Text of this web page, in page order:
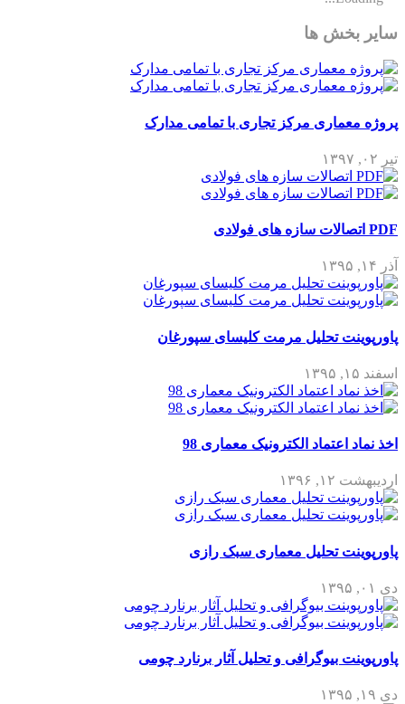
سایر بخش ها
پروژه معماری مرکز تجاری با تمامی مدارک
تیر ۰۲, ۱۳۹۷
PDF اتصالات سازه های فولادی
آذر ۱۴, ۱۳۹۵
پاورپوینت تحلیل مرمت کلیسای سپورغان
اسفند ۱۵, ۱۳۹۵
اخذ نماد اعتماد الکترونیک معماری 98
اردیبهشت ۱۲, ۱۳۹۶
پاورپوینت تحلیل معماری سبک رازی
دی ۰۱, ۱۳۹۵
پاورپوینت بیوگرافی و تحلیل آثار برنارد چومی
دی ۱۹, ۱۳۹۵